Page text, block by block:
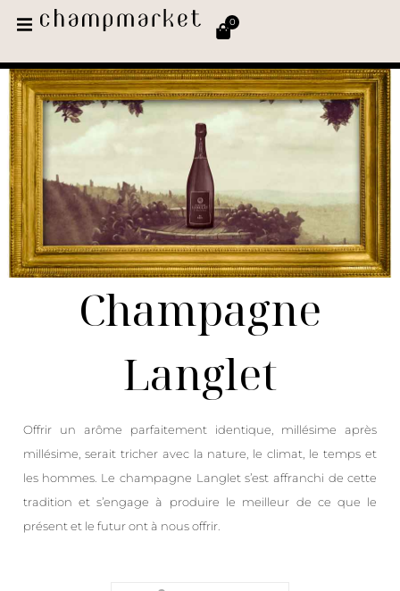
0
Champagne
Langlet
Offrir un arôme parfaitement identique, millésime après
millésime, serait tricher avec la nature, le climat, le temps et
les hommes. Le champagne Langlet s’est affranchi de cette
tradition et s’engage à produire le meilleur de ce que le
présent et le futur ont à nous offrir.